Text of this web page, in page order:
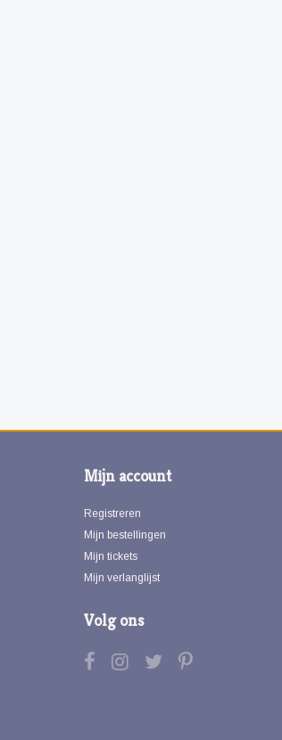
Mijn account
Registreren
Mijn bestellingen
Mijn tickets
Mijn verlanglijst
Volg ons